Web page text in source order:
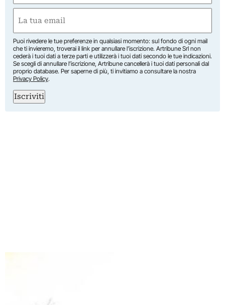
Nome
(Obbligatorio)
Puoi rivedere le tue preferenze in qualsiasi momento: sul fondo di ogni mail
che ti invieremo, troverai il link per annullare l’iscrizione. Artribune Srl non
cederà i tuoi dati a terze parti e utilizzerà i tuoi dati secondo le tue indicazioni.
Se scegli di annullare l’iscrizione, Artribune cancellerà i tuoi dati personali dal
proprio database. Per saperne di più, ti invitiamo a consultare la nostra
Privacy Policy.
Iscriviti